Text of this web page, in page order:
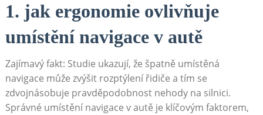
1. jak ergonomie⁤ ovlivňuje
umístění navigace ⁢v autě
Zajímavý fakt: Studie ukazují,​ že špatně umístěná
navigace může⁤ zvýšit rozptýlení řidiče a tím se
zdvojnásobuje⁤ pravděpodobnost nehody na silnici.
Správné umístění navigace v autě je klíčovým ‌faktorem,